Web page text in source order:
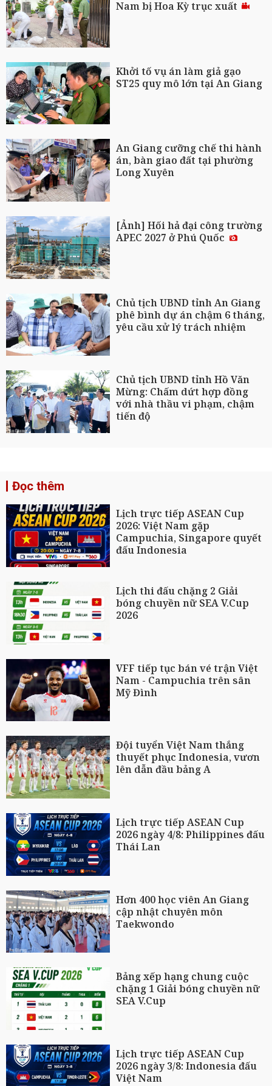
Nam bị Hoa Kỳ trục xuất
Khởi tố vụ án làm giả gạo
ST25 quy mô lớn tại An Giang
An Giang cưỡng chế thi hành
án, bàn giao đất tại phường
Long Xuyên
[Ảnh] Hối hả đại công trường
APEC 2027 ở Phú Quốc
Chủ tịch UBND tỉnh An Giang
phê bình dự án chậm 6 tháng,
yêu cầu xử lý trách nhiệm
Chủ tịch UBND tỉnh Hồ Văn
Mừng: Chấm dứt hợp đồng
với nhà thầu vi phạm, chậm
tiến độ
Đọc thêm
Lịch trực tiếp ASEAN Cup
2026: Việt Nam gặp
Campuchia, Singapore quyết
đấu Indonesia
Lịch thi đấu chặng 2 Giải
bóng chuyền nữ SEA V.Cup
2026
VFF tiếp tục bán vé trận Việt
Nam - Campuchia trên sân
Mỹ Đình
Đội tuyển Việt Nam thắng
thuyết phục Indonesia, vươn
lên dẫn đầu bảng A
Lịch trực tiếp ASEAN Cup
2026 ngày 4/8: Philippines đấu
Thái Lan
Hơn 400 học viên An Giang
cập nhật chuyên môn
Taekwondo
Bảng xếp hạng chung cuộc
chặng 1 Giải bóng chuyền nữ
SEA V.Cup
Lịch trực tiếp ASEAN Cup
2026 ngày 3/8: Indonesia đấu
Việt Nam